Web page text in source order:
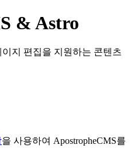
& Astro
이지 편집을 지원하는 콘텐츠
을 사용하여 ApostropheCMS를